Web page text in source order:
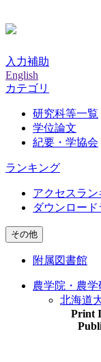
入力補助
English
カテゴリ
研究科等一覧
学位論文
紀要・学協会
ランキング
アクセスラン
ダウンロー
その他
附属図書館
農学院・農学
北海道
Print